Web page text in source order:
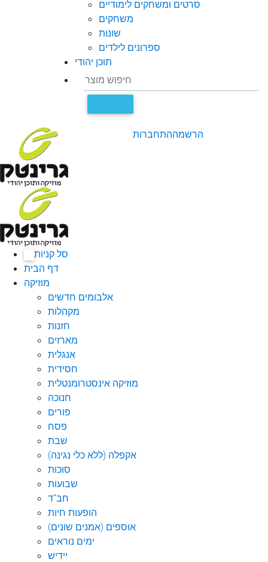
סרטים ומשחקים לימודיים
משחקים
שונות
ספרונים לילדים
תוכן יהודי
התחברותהרשמה
סל קניות
דף הבית
מוזיקה
אלבומים חדשים
מקהלות
חזנות
מארזים
אנגלית
חסידית
מוזיקה אינסטרומנטלית
חנוכה
פורים
פסח
שבת
אקפלה (ללא כלי נגינה)
סוכות
שבועות
חב"ד
הופעות חיות
אוספים (אמנים שונים)
ימים נוראים
יידיש